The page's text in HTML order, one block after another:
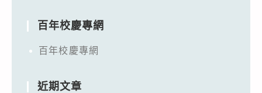
百年校慶專網
百年校慶專網
近期文章